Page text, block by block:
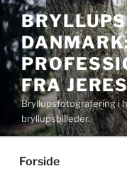
Videre
til
indhold
FRA
Bryllupsfotografering i
bryllupsbilleder.
Forside